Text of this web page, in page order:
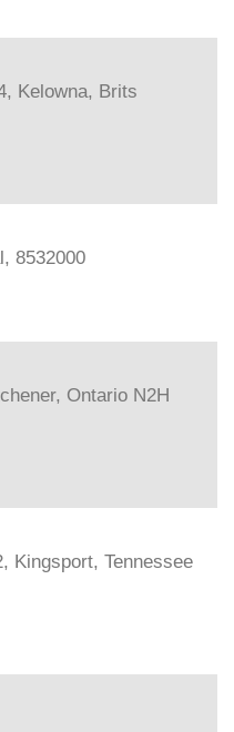
Kelowna, Brits
8532000
Ontario N2H
Kingsport, Tennessee